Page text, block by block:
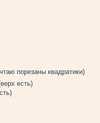
порезаны квадратики)
есть)